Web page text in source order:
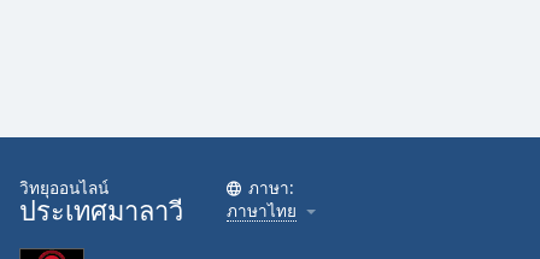
วิทยุออนไลน์
ประเทศมาลาวี
ภาษา:
ภาษาไทย